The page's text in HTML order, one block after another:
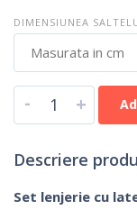
DIMENSIUNEA
- +
Descriere
Set lenjerie cu